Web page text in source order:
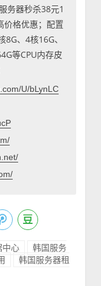
务器秒杀38元1
价格优惠；配置
、4核16G、
等CPU内存皮
U/bLynLC
中心
韩国服务
韩国服务器租